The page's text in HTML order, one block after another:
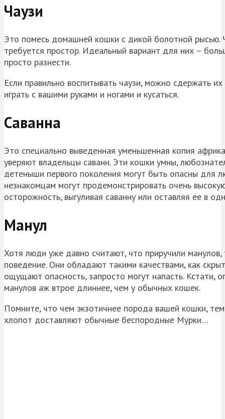
Чаузи
Это помесь домашней кошки с дикой болотной рысью.
требуется простор. Идеальный вариант для них –
просто разнести.
Если правильно воспитывать чаузи, можно сдержать
играть с вашими руками и ногами и кусаться.
Саванна
Это специально выведенная уменьшенная копия
уверяют владельцы саванн. Эти кошки умны,
детеныши первого поколения могут быть опасны для
незнакомцам могут продемонстрировать очень
осторожность, выгуливая саванну или оставляя ее в
Манул
Хотя люди уже давно считают, что приручили
поведение. Они обладают такими качествами, как
ощущают опасность, запросто могут напасть. Кстати,
манулов аж втрое длиннее, чем у обычных кошек.
Помните, что чем экзотичнее порода вашей кошки,
хлопот доставляют обычные беспородные Мурки…